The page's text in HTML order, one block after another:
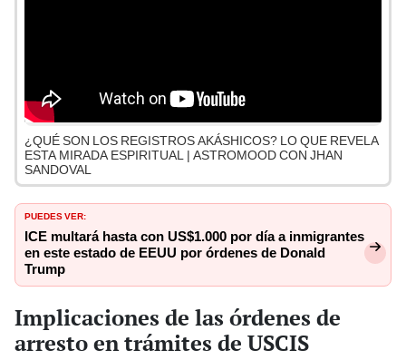
¿QUÉ SON LOS REGISTROS AKÁSHICOS? LO QUE REVELA
ESTA MIRADA ESPIRITUAL | ASTROMOOD CON JHAN
SANDOVAL
PUEDES VER:
ICE multará hasta con US$1.000 por día a inmigrantes
en este estado de EEUU por órdenes de Donald
Trump
Implicaciones de las órdenes de
arresto en trámites de USCIS